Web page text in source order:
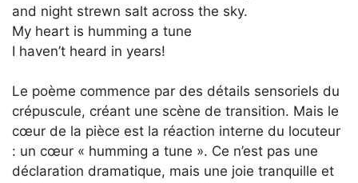
and night strewn salt across the sky.
My heart is humming a tune
I haven’t heard in years!
Le poème commence par des détails sensoriels du
crépuscule, créant une scène de transition. Mais le
cœur de la pièce est la réaction interne du locuteur
: un cœur « humming a tune ». Ce n’est pas une
déclaration dramatique, mais une joie tranquille et